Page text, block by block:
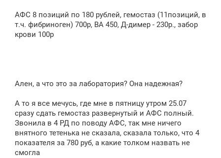
АФС 8 позиций по 180 рублей, гемостаз (11позиций, в
т.ч. фибриноген) 700р, ВА 450, Д-димер - 230р., забор
крови 100р
Ален, а что это за лаборатория? Она надежная?
А то я все мечусь, где мне в пятницу утром 25.07
сразу сдать гемостаз развернутый и АФС полный.
Звонила в 4 РД по поводу АФС, так мне ничего
внятного тетенька не сказала, сказала только, что 4
показателя за 780 руб, а какие толком назвать не
смогла